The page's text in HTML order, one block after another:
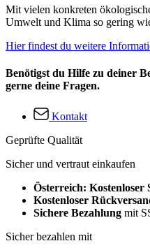
Mit vielen konkreten
Umwelt und Klima so gering
Hier findest du weitere
Benötigst du Hilfe zu deiner
gerne deine Fragen.
Kontakt
Geprüfte Qualität
Sicher und vertraut einkaufen
Österreich: Kostenloser
Kostenloser
Sichere Bezahlung mit
Sicher bezahlen mit